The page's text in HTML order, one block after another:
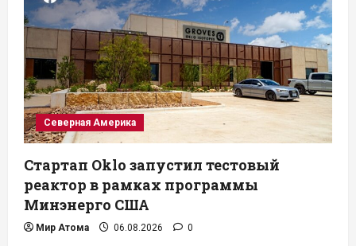
Северная Америка
Стартап Oklo запустил тестовый
реактор в рамках программы
Минэнерго США
Мир Атома 06.08.2026 0